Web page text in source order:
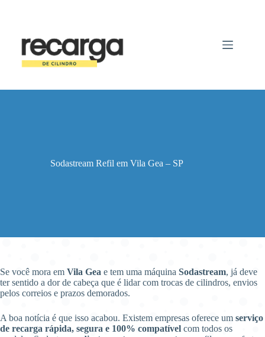
conteúdo
Sodastream Refil em Vila Gea – SP
Se você mora em Vila Gea e tem uma máquina Sodastream, já deve
ter sentido a dor de cabeça que é lidar com trocas de cilindros, envios
pelos correios e prazos demorados.
A boa notícia é que isso acabou. Existem empresas oferece um serviço
de recarga rápida, segura e 100% compatível com todos os